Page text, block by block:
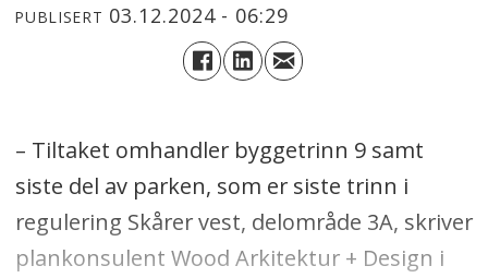
PUBLISERT 03.12.2024 - 06:29
– Tiltaket omhandler byggetrinn 9 samt
siste del av parken, som er siste trinn i
regulering Skårer vest, delområde 3A, skriver
plankonsulent Wood Arkitektur + Design i